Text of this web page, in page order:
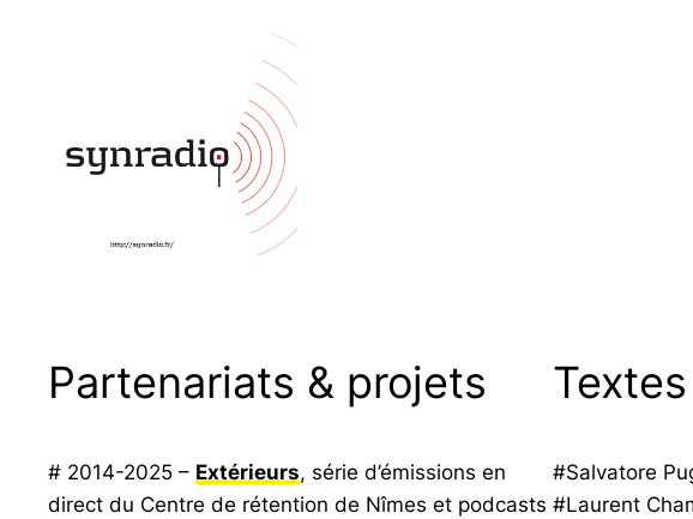
Partenariats & projets
# 2014-2025 – Extérieurs, série d’émissions en
direct du Centre de rétention de Nîmes et podcasts
#Salvatore
#Laurent